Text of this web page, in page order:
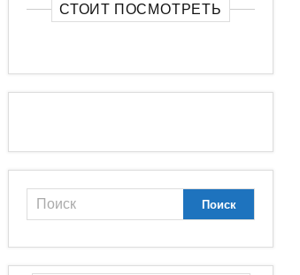
СТОИТ ПОСМОТРЕТЬ